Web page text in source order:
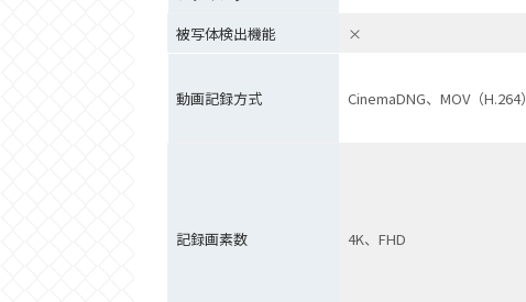
被写体検出機能
×
動画記録方式 CinemaDNG、MOV（H.264）
記録画素数 4K、FHD